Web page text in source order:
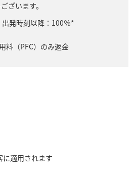
ざいます。
発時刻以降：100％*
料（PFC）のみ返金
適用されます